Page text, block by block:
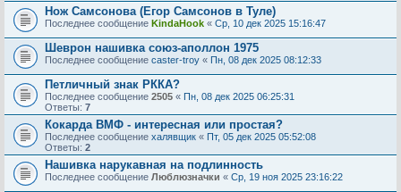
Нож Самсонова (Егор Самсонов в Туле)
Последнее сообщение KindaHook « Ср, 10 дек 2025 15:16:47
Шеврон нашивка союз-аполлон 1975
Последнее сообщение caster-troy « Пн, 08 дек 2025 08:12:33
Петличный знак РККА?
Последнее сообщение 2505 « Пн, 08 дек 2025 06:25:31
Ответы: 7
Кокарда ВМФ - интересная или простая?
Последнее сообщение халявщик « Пт, 05 дек 2025 05:52:08
Ответы: 2
Нашивка нарукавная на подлинность
Последнее сообщение Люблюзначки « Ср, 19 ноя 2025 23:16:22